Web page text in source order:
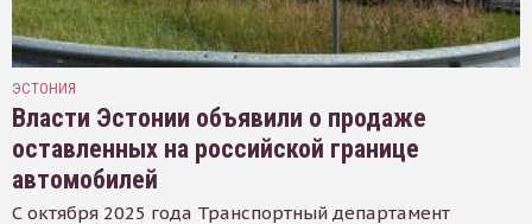
ЭСТОНИЯ
Власти Эстонии объявили о продаже
оставленных на российской границе
автомобилей
С октября 2025 года Транспортный департамент